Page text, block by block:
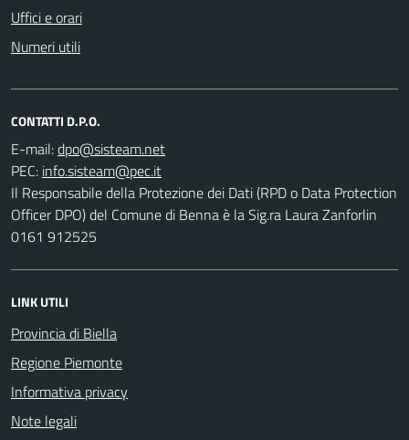
Uffici e orari
Numeri utili
CONTATTI D.P.O.
E-mail:
PEC:
Il Responsabile della Protezione dei Dati (RPD o Data Protection
Officer DPO) del Comune di Benna è la Sig.ra Laura Zanforlin
0161 912525
LINK UTILI
Provincia di Biella
Regione Piemonte
Informativa privacy
Note legali